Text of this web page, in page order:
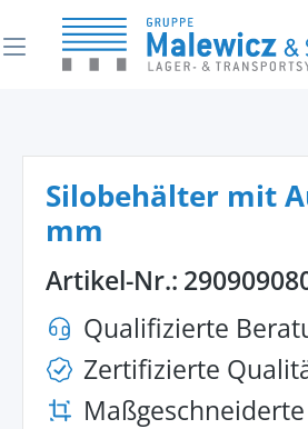
springen
Silobehälter mit
mm
Artikel-Nr.:
Qualifizierte
Zertifizierte